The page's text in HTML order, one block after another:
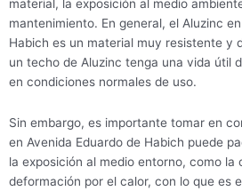
material, la exposición al medio
mantenimiento. En general, el Aluzinc
Habich es un material muy resistente y
un techo de Aluzinc tenga una vida útil
en condiciones normales de uso.
Sin embargo, es importante tomar en
en Avenida Eduardo de Habich puede
la exposición al medio entorno, como la
deformación por el calor, con lo que es